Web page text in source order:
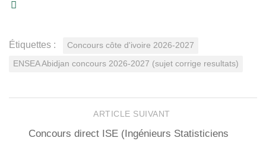
Étiquettes : Concours côte d'ivoire 2026-2027
ENSEA Abidjan concours 2026-2027 (sujet corrige resultats)
ARTICLE SUIVANT
Concours direct ISE (Ingénieurs Statisticiens